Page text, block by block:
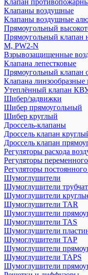
Клапан
Клапаны воздушные
Клапаны воздушные
Прямоугольный
Прямоугольный клапан
M, PW2-N
Взрывозащищенные
Клапана лепестковые
Прямоугольный клапан
Клапана линзообразные
Утеплённый клапан
Шибер/задвижки
Шибер прямоугольный
Шибер круглый
Дроссель-клапаны
Дроссель клапан
Дроссель клапан
Регуляторы расхода
Регуляторы
Регуляторы
Шумоглушители
Шумоглушители
Шумоглушители
Шумоглушители TAR
Шумоглушители
Шумоглушители TAS
Шумоглушители
Шумоглушители TAP
Шумоглушители
Шумоглушители TAPS
Шумоглушители